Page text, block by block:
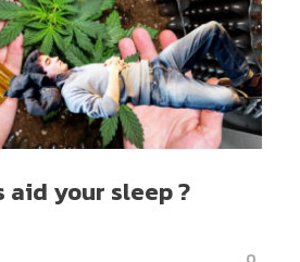
aid your sleep ?